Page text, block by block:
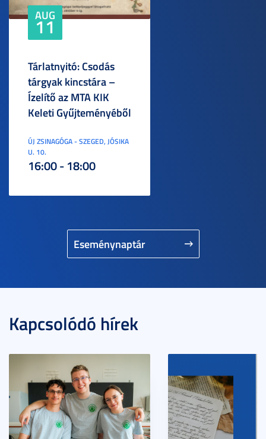
Eseménynaptár
AUG
11
Tárlatnyitó: Csodás
tárgyak kincstára –
Ízelítő az MTA KIK
Keleti Gyűjteményéből
ÚJ ZSINAGÓGA - SZEGED, JÓSIKA
U. 10.
16:00 - 18:00
Kapcsolódó hírek